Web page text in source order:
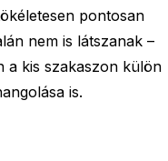
pontosan
nem is látszanak –
a kis szakaszon külön
is.